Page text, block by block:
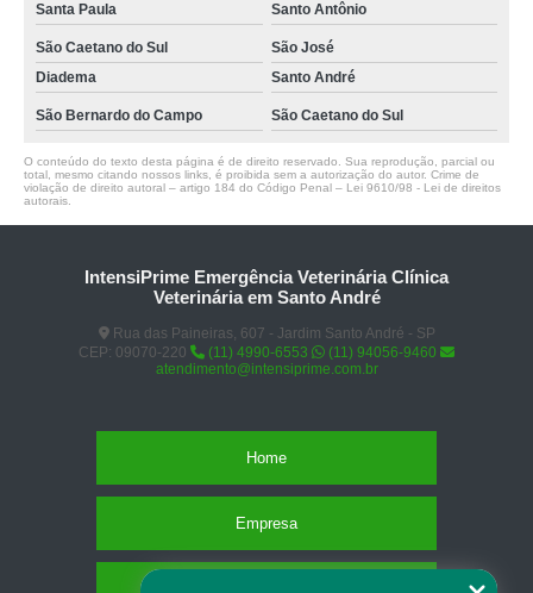
Santa Paula Santo Antônio
São Caetano do Sul
São José
Diadema
Santo André
São Bernardo do Campo São Caetano do Sul
O conteúdo do texto desta página é de direito reservado. Sua reprodução, parcial ou
total, mesmo citando nossos links, é proibida sem a autorização do autor. Crime de
violação de direito autoral – artigo 184 do Código Penal – Lei 9610/98 - Lei de direitos
autorais
IntensiPrime Emergência Veterinária Clínica
Veterinária em Santo André
Rua das Paineiras, 607 - Jardim Santo André - SP
CEP: 09070-220
(11) 4990-6553
(11) 94056-9460
atendimento@intensiprime.com.br
Home
Empresa